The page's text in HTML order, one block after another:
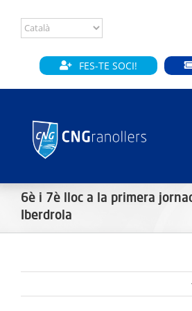
content
FES-TE SOCI!
CLUB
6è i 7è lloc a la primera
Iberdrola